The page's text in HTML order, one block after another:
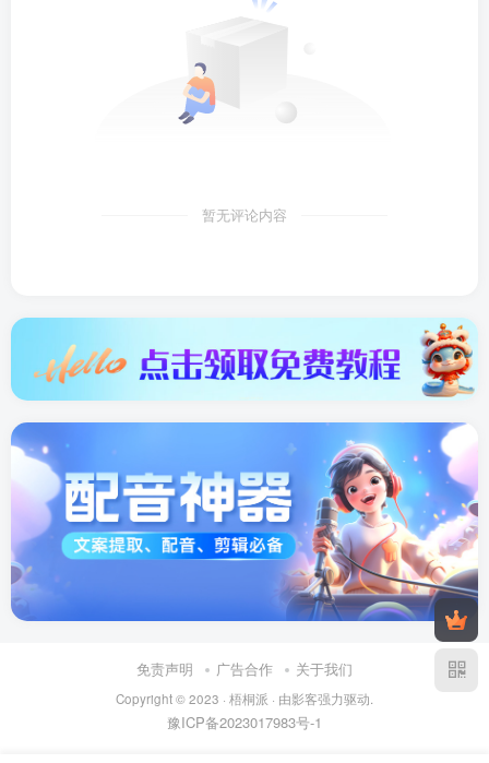
暂无评论内容
免责声明 广告合作 关于我们
Copyright © 2023 · 梧桐派 · 由影客强力驱动.
豫ICP备2023017983号-1